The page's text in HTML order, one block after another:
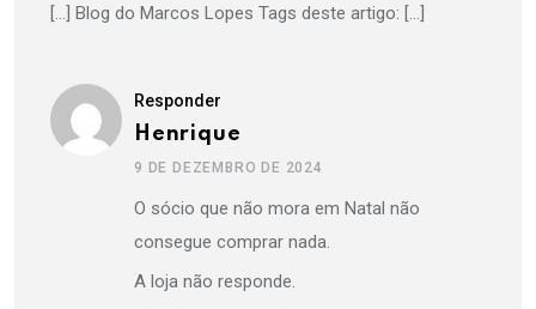
[…] Blog do Marcos Lopes Tags deste artigo: […]
Responder
Henrique
9 DE DEZEMBRO DE 2024
O sócio que não mora em Natal não
consegue comprar nada.
A loja não responde.